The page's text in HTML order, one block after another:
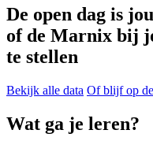
De open dag is
of de Marnix bij
te stellen
Bekijk alle data Of blijf op
Wat ga je leren?